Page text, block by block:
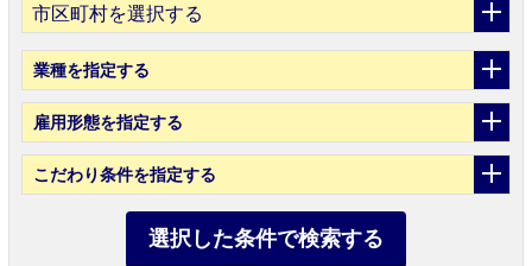
市区町村を選択する
業種を指定する
雇用形態を指定する
こだわり条件を指定する
選択した条件で検索する